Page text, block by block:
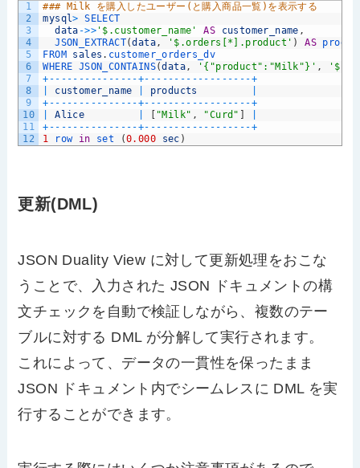
1
2
3
4
5
6
7
8
9
10
11
12
### Milk を購入したユーザー(と購入商品一覧)を表示する
mysql> SELECT
data ->> '$.customer_name' AS customer_name ,
JSON_EXTRACT(data, '$.orders[*].product' ) AS
FROM sales . customer_orders_dv
WHERE JSON_CONTAINS(data, '{"product":"Milk"}' ,
+ -- -- -- -- -- -- -- -+-- -- -- -- -- -- -- -- --+
customer_name products
+ -- -- -- -- -- -- -- -+-- -- -- -- -- -- -- -- --+
Alice "Milk" , "Curd"
+ -- -- -- -- -- -- -- -+-- -- -- -- -- -- -- -- --+
1
row in set (0.000 sec )
更新(DML)
JSON Duality View に対して更新処理をおこな
うことで、入力された JSON ドキュメントの構
文チェックを自動で検証しながら、複数のテー
ブルに対する DML が分解して実行されます。
これによって、データの一貫性を保ったまま
JSON ドキュメント内でシームレスに DML を実
行することができます。